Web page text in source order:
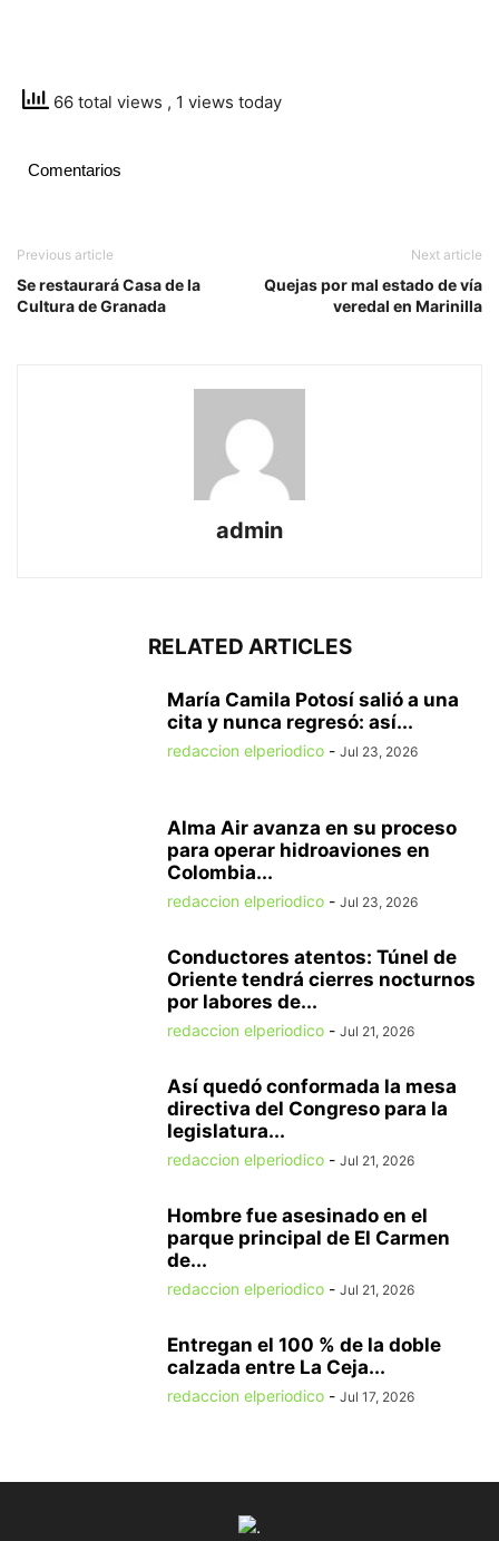
66 total views , 1 views today
Comentarios
Previous article
Se restaurará Casa de la
Cultura de Granada
Next article
Quejas por mal estado de vía
veredal en Marinilla
admin
RELATED ARTICLES
María Camila Potosí salió a una
cita y nunca regresó: así...
redaccion elperiodico - Jul 23, 2026
Alma Air avanza en su proceso
para operar hidroaviones en
Colombia...
redaccion elperiodico - Jul 23, 2026
Conductores atentos: Túnel de
Oriente tendrá cierres nocturnos
por labores de...
redaccion elperiodico - Jul 21, 2026
Así quedó conformada la mesa
directiva del Congreso para la
legislatura...
redaccion elperiodico - Jul 21, 2026
Hombre fue asesinado en el
parque principal de El Carmen
de...
redaccion elperiodico - Jul 21, 2026
Entregan el 100 % de la doble
calzada entre La Ceja...
redaccion elperiodico - Jul 17, 2026